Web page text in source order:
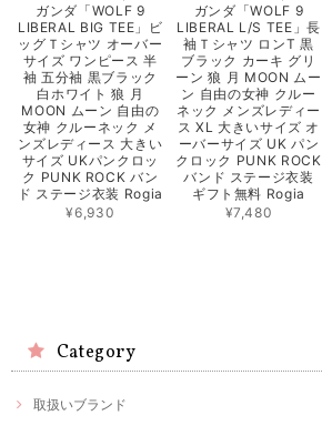
ガンダ「WOLF 9
LIBERAL BIG TEE」ビ
ッグＴシャツ オーバー
サイズ ワンピース 半
袖 五分袖 黒ブラック
白ホワイト 狼 月
MOON ムーン 自由の
女神 クルーネック メ
ンズレディース 大きい
サイズ UKパンクロッ
ク PUNK ROCK バン
ド ステージ衣装 Rogia
¥6,930
ガンダ「WOLF 9
LIBERAL L/S TEE」長
袖Ｔシャツ ロンT 黒
ブラック カーキ グリ
ーン 狼 月 MOON ムー
ン 自由の女神 クルー
ネック メンズレディー
ス XL 大きいサイズ オ
ーバーサイズ UK パン
クロック PUNK ROCK
バンド ステージ衣装
ギフト無料 Rogia
¥7,480
Category
取扱いブランド